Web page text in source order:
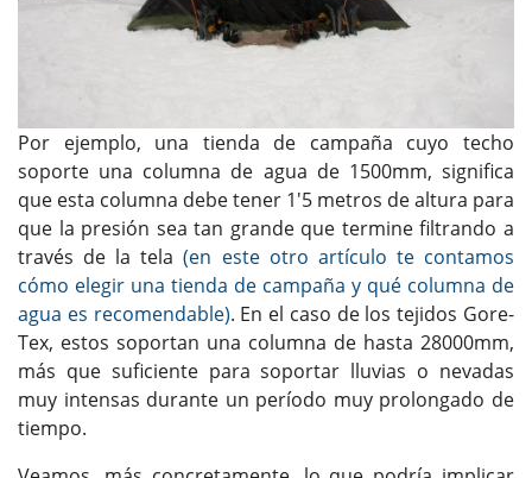
Por ejemplo, una tienda de campaña cuyo techo
soporte una columna de agua de 1500mm, significa
que esta columna debe tener 1'5 metros de altura para
que la presión sea tan grande que termine filtrando a
través de la tela(en este otro artículo te contamos
cómo elegir una tienda de campaña y qué columna de
agua es recomendable). En el caso de los tejidos Gore-
Tex, estos soportan una columna de hasta 28000mm,
más que suficiente para soportar lluvias o nevadas
muy intensas durante un período muy prolongado de
tiempo.